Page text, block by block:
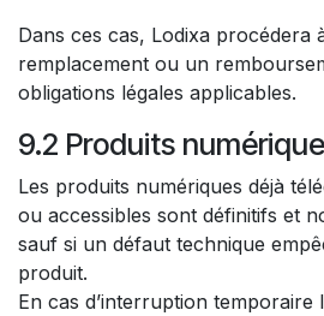
Dans ces cas, Lodixa procédera
remplacement ou un
obligations légales applicables.
9.2 Produits
Les produits numériques déjà
ou accessibles sont définitifs et
sauf si un défaut technique
produit.
En cas d’interruption temporaire